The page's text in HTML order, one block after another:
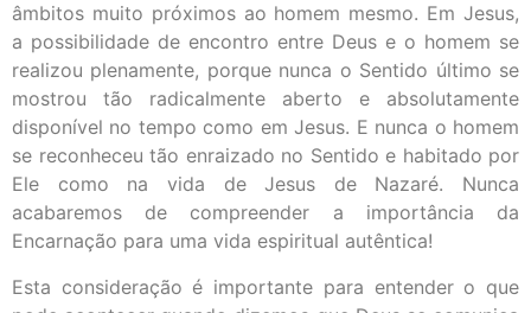
âmbitos muito próximos ao homem mesmo. Em Jesus,
a possibilidade de encontro entre Deus e o homem se
realizou plenamente, porque nunca o Sentido último se
mostrou tão radicalmente aberto e absolutamente
disponível no tempo como em Jesus. E nunca o homem
se reconheceu tão enraizado no Sentido e habitado por
Ele como na vida de Jesus de Nazaré. Nunca
acabaremos de compreender a importância da
Encarnação para uma vida espiritual autêntica!
Esta consideração é importante para entender o que